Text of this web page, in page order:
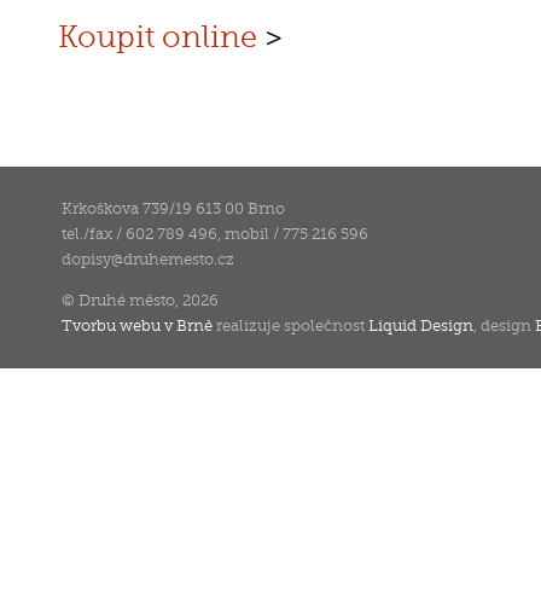
Koupit online >
Krkoškova 739/19 613 00 Brno
tel./fax / 602 789 496, mobil / 775 216 596
dopisy@druhemesto.cz
© Druhé město, 2026
Tvorbu webu v Brně realizuje společnostLiquid Design , design